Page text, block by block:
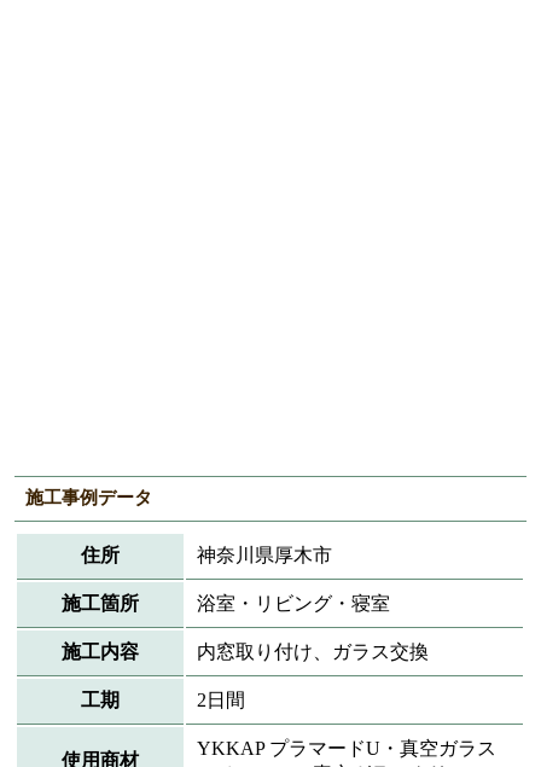
施工事例データ
住所 神奈川県厚木市
施工箇所 浴室・リビング・寝室
施工内容 内窓取り付け、ガラス交換
工期 2日間
使用商材
YKKAP プラマードU・真空ガラス